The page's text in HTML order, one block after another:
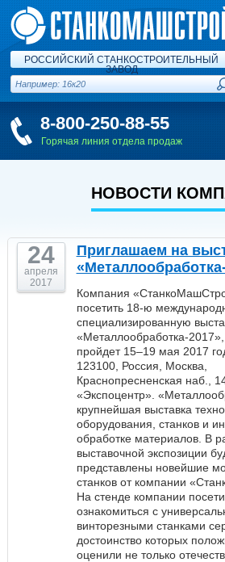
РОССИЙСКИЙ СТАНКОСТРОИТЕЛЬНЫЙ
ЗАВОД
8-800-250-88-55
Горячая линия отдела продаж
НОВОСТИ
24
апреля
2017
Приглашаем на
Компания
посетить 18-ю
специализированную
«Металлообработка-2017»,
пройдет 15–19 мая 2017
123100, Россия, Москва,
Краснопресненская наб.,
«Экспоцентр».
крупнейшая выставка
оборудования, станков и
обработке материалов. В
выставочной экспозиции
представлены новейшие
станков от компании
На стенде компании
ознакомиться с
винторезными станками
достоинство которых
оценили не только